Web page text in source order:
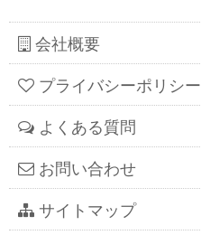
会社概要
プライバシーポリシー
よくある質問
お問い合わせ
サイトマップ